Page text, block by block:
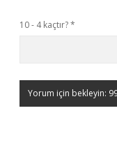
10 - 4 kaçtır?*